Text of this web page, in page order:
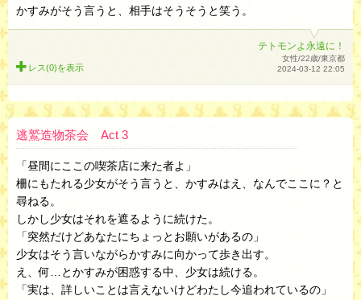
かすみがそう言うと、相手はそうそうと笑う。
テトモンよ永遠に！
女性/22歳/東京都
2024-03-12 22:05
レス(0)を表示
逃鷲造物茶会 Act 3
「昼間にここの喫茶店に来た者よ」
柵にもたれる少女がそう言うと、かすみはえ、なんでここに？と
尋ねる。
しかし少女はそれを遮るように続けた。
「突然だけどあなたにちょっとお願いがあるの」
少女はそう言いながらかすみに向かって歩き出す。
え、何…とかすみが困惑する中、少女は続ける。
「実は、詳しいことは言えないけどわたし今追われているの」